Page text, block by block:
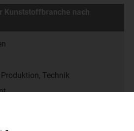
Kunststoffbranche nach
Technik